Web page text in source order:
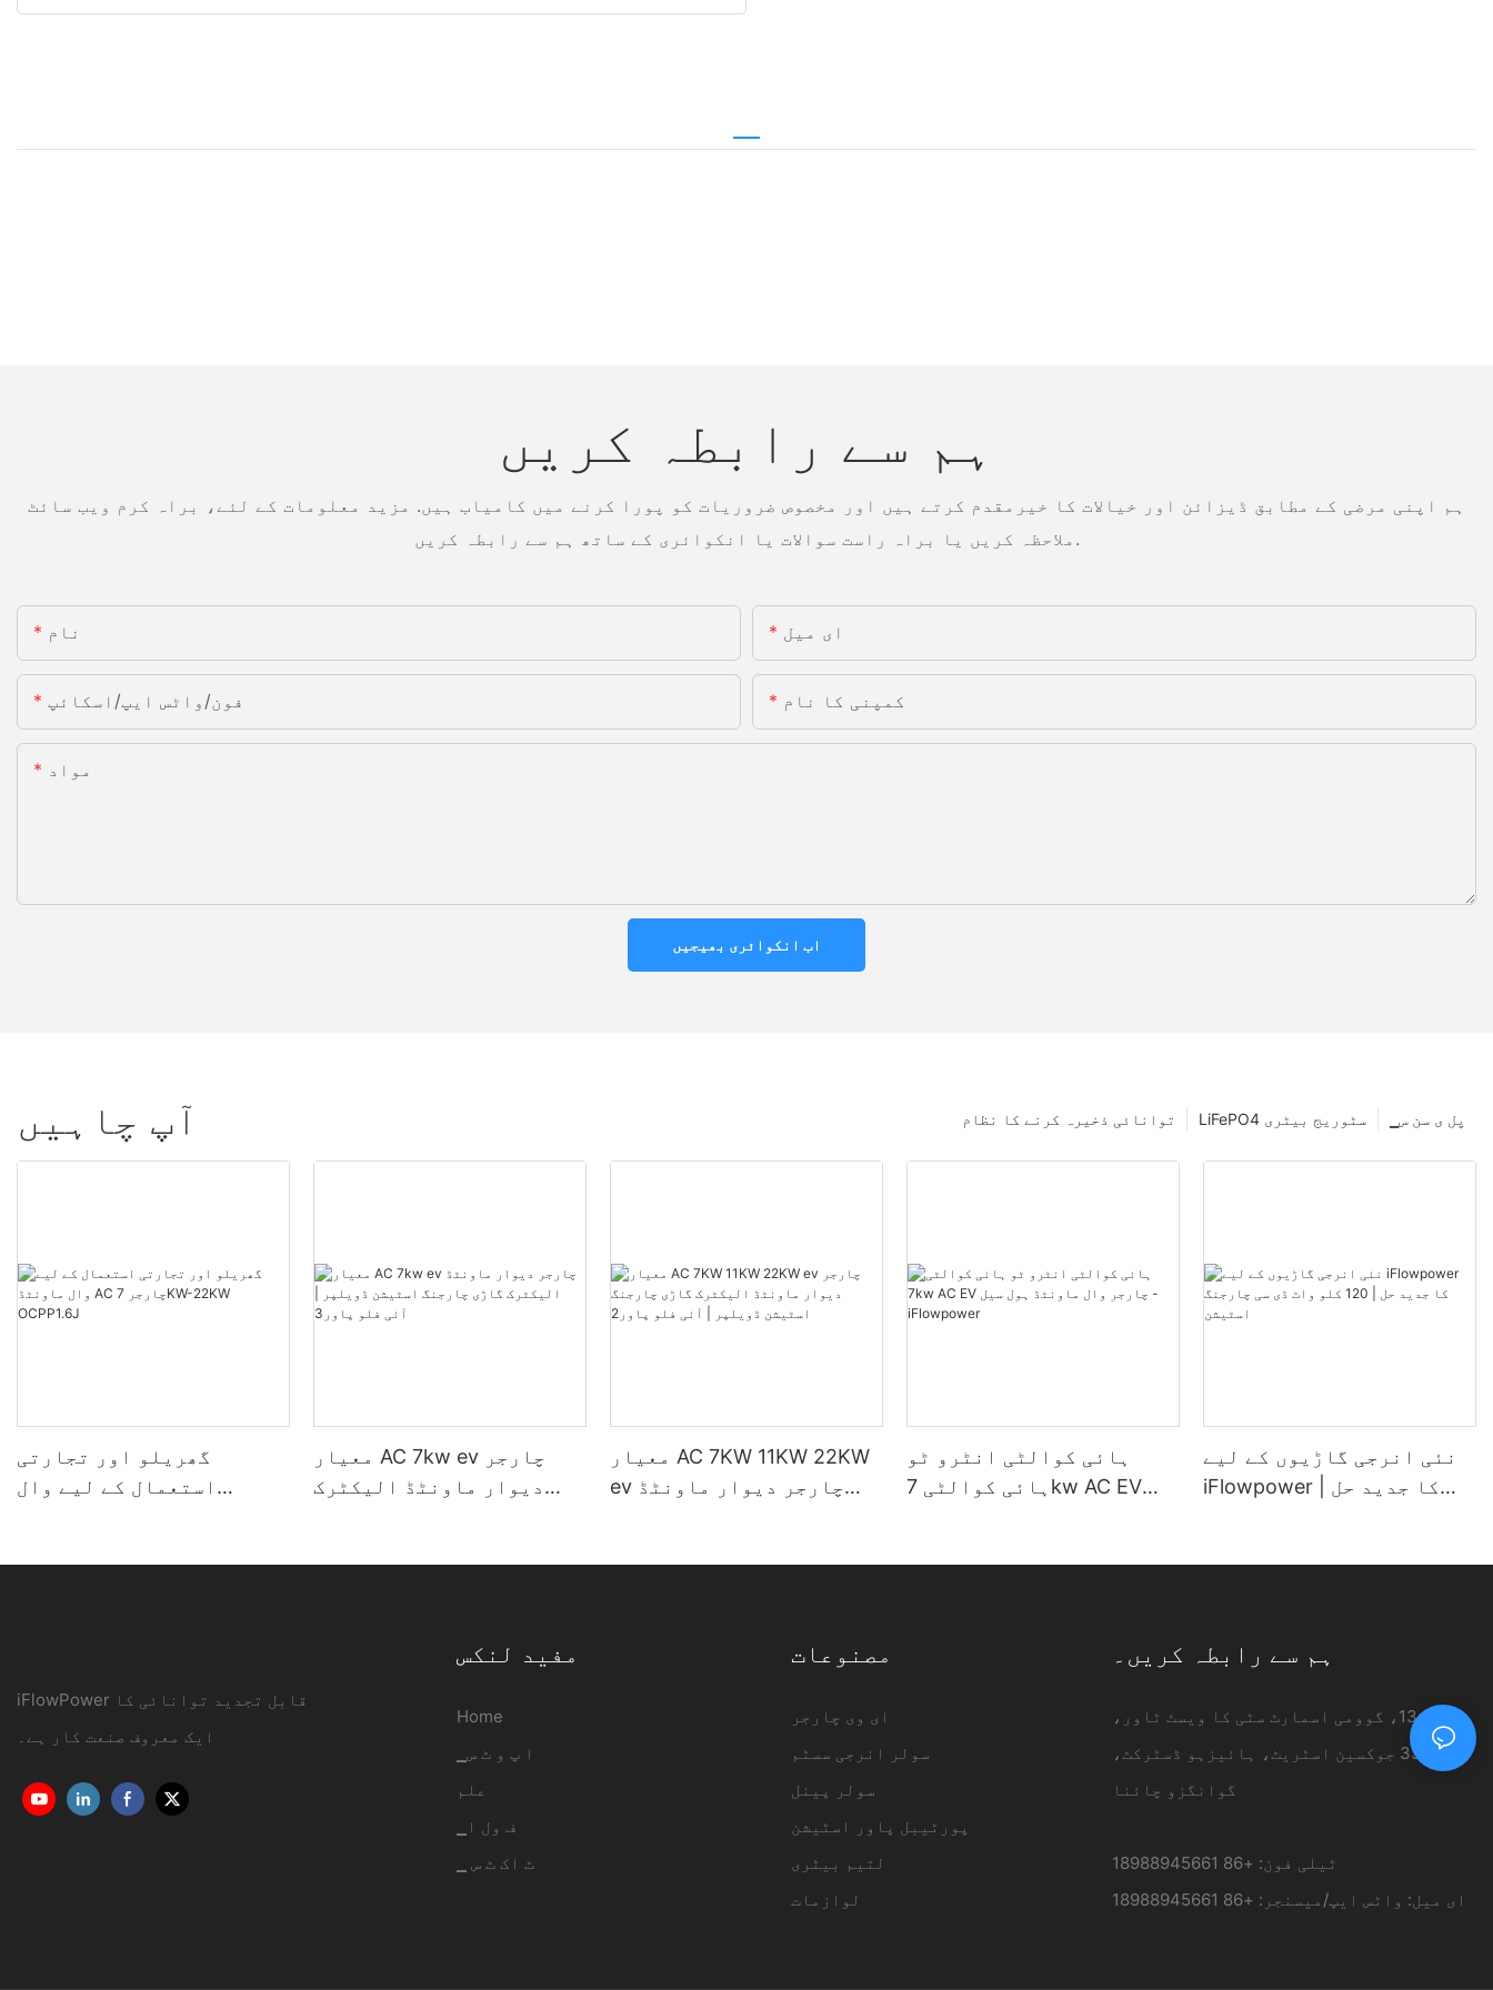
ہم سے رابطہ کریں
ہم اپنی مرضی کے مطابق ڈیزائن اور خیالات کا خیرمقدم کرتے ہیں اور مخصوص ضروریات کو پورا کرنے میں کامیاب ہیں. مزید معلومات کے لئے، براہ کرم ویب سائٹ
ملاحظہ کریں یا براہ راست سوالات یا انکوائری کے ساتھ ہم سے رابطہ کریں.
نام ای میل
فون/واٹس ایپ/اسکائپ کمپنی کا نام
مواد
اب انکوائری بھیجیں
آپ چاہیں ▁پل ی سن س LiFePO4 سٹوریج بیٹری توانائی ذخیرہ کرنے کا نظام
گھریلو اور تجارتی
استعمال کے لیے وال
معیار AC 7kw ev چارجر
دیوار ماونٹڈ الیکٹرک
معیار AC 7KW 11KW 22KW
ev چارجر دیوار ماونٹڈ
ہائی کوالٹی انٹرو ٹو
ہائی کوالٹی 7kw AC EV
نئی انرجی گاڑیوں کے لیے
iFlowpower کا جدید حل |
iFlowPower قابل تجدید توانائی کا
ایک معروف صنعت کار ہے۔
مفید لنکس
Home
▁ا پ و ٹ س
علم
▁ف ول ا
▁ ٹ اک ٹ س
مصنوعات
ای وی چارجر
سولر انرجی سسٹم
سولر پینل
پورٹیبل پاور اسٹیشن
لتیم بیٹری
لوازمات
ہم سے رابطہ کریں۔
فلور 13، گوومی اسمارٹ سٹی کا ویسٹ ٹاور،
نمبر 33 جوکسین اسٹریٹ، ہائیزہو ڈسٹرکٹ،
گوانگزو چائنا
ٹیلی فون: +86 18988945661
ای میل: واٹس ایپ/میسنجر: +86 18988945661